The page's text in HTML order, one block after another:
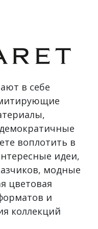
в себе
воплотить в
идеи,
модные
цветовая
и
коллекций